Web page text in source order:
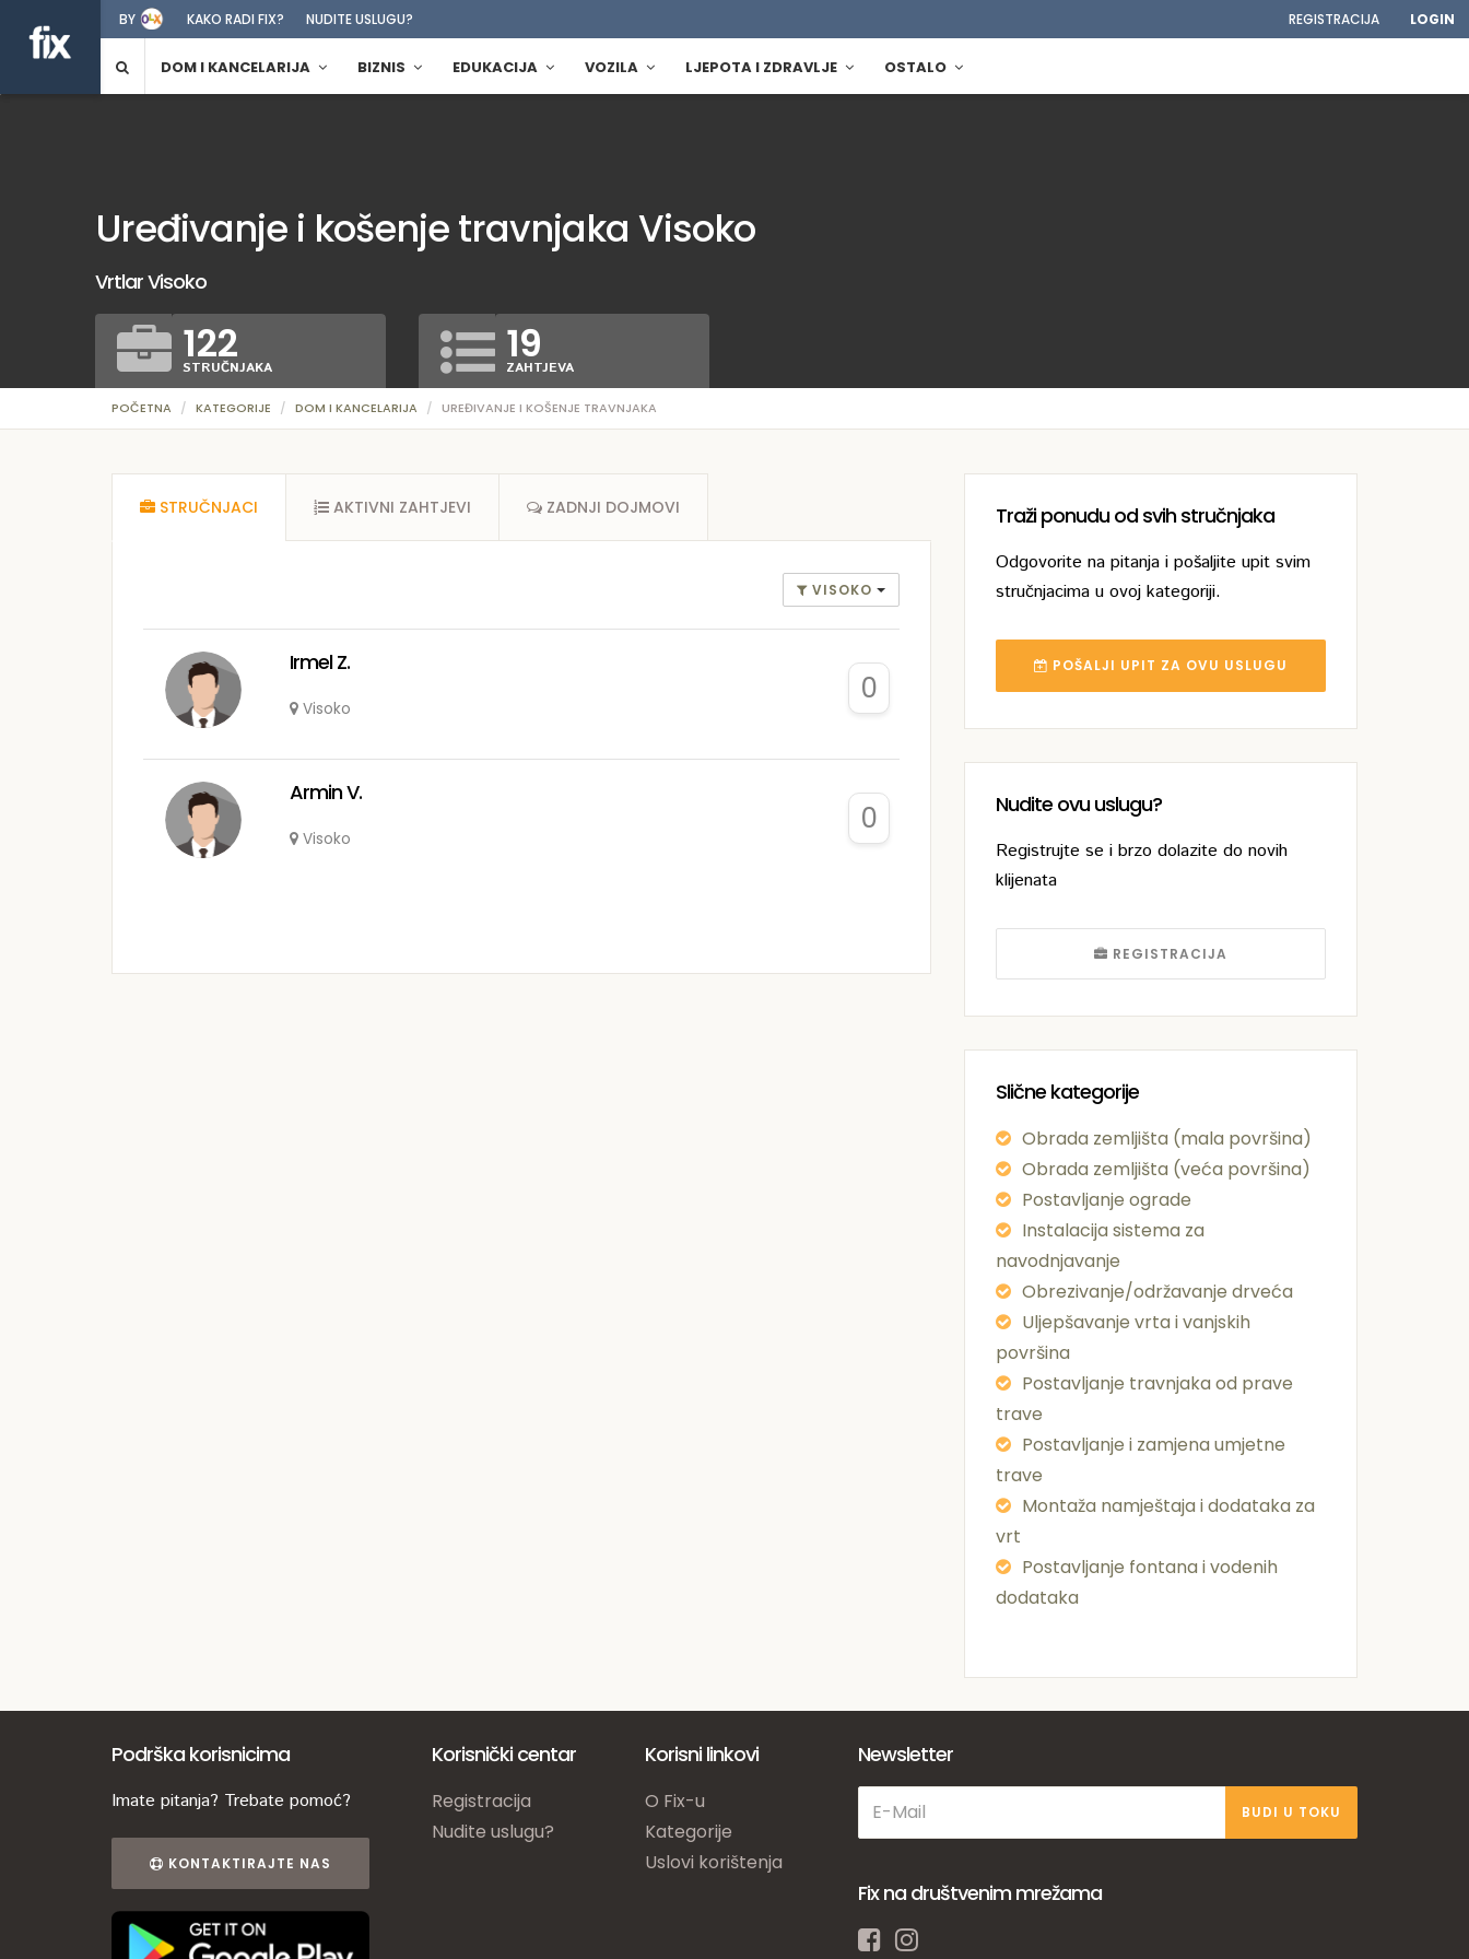
BY KAKO RADI FIX? NUDITE USLUGU? REGISTRACIJA LOGIN
DOM I KANCELARIJA BIZNIS EDUKACIJA VOZILA LJEPOTA I ZDRAVLJE OSTALO
POČETNA KATEGORIJE DOM I KANCELARIJA UREĐIVANJE I KOŠENJE TRAVNJAKA
Uređivanje i košenje travnjaka Visoko
Vrtlar Visoko
122
STRUČNJAKA 19
ZAHTJEVA
Traži ponudu od svih stručnjaka
Odgovorite na pitanja i pošaljite upit svim
stručnjacima u ovoj kategoriji.
POŠALJI UPIT ZA OVU USLUGU
Nudite ovu uslugu?
Registrujte se i brzo dolazite do novih
klijenata
REGISTRACIJA
Slične kategorije
Obrada zemljišta (mala površina)
Obrada zemljišta (veća površina)
Postavljanje ograde
Instalacija sistema za
navodnjavanje
Obrezivanje/održavanje drveća
Uljepšavanje vrta i vanjskih
površina
Postavljanje travnjaka od prave
trave
Postavljanje i zamjena umjetne
trave
Montaža namještaja i dodataka za
vrt
Postavljanje fontana i vodenih
dodataka
STRUČNJACI AKTIVNI ZAHTJEVI ZADNJI DOJMOVI
VISOKO
Irmel Z.
Visoko
0
Armin V.
Visoko
0
Podrška korisnicima
Imate pitanja? Trebate pomoć?
KONTAKTIRAJTE NAS
Korisnički centar
Registracija
Nudite uslugu?
Korisni linkovi
O Fix-u
Kategorije
Uslovi korištenja
Newsletter
BUDI U TOKU
Fix na društvenim mrežama